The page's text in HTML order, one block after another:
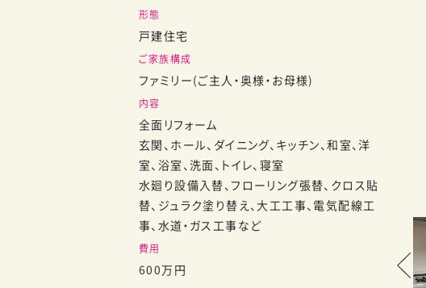
形態
戸建住宅
ご家族構成
ファミリー(ご主人・奥様・お母様)
内容
全面リフォーム
玄関、ホール、ダイニング、キッチン、和室、洋
室、浴室、洗面、トイレ、寝室
水廻り設備入替、フローリング張替、クロス貼
替、ジュラク塗り替え、大工工事、電気配線工
事、水道・ガス工事など
費用
600万円